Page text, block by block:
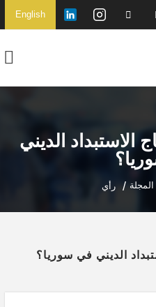
English
الاستبداد الديني
المجلة رأي
الديني في سوريا؟